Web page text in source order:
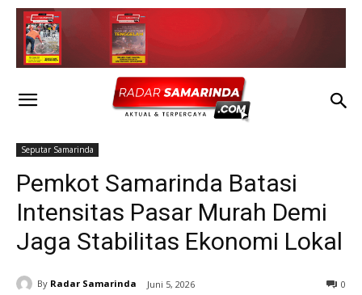
Seputar Samarinda
Pemkot Samarinda Batasi
Intensitas Pasar Murah Demi
Jaga Stabilitas Ekonomi Lokal
By Radar Samarinda Juni 5, 2026 0